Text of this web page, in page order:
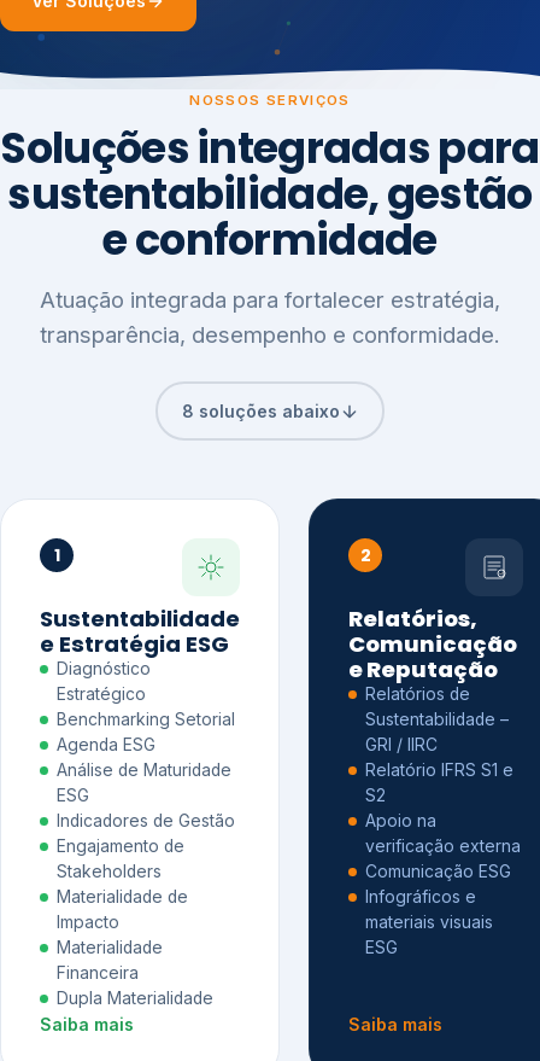
NOSSOS SERVIÇOS
Soluções integradas para
sustentabilidade, gestão
e conformidade
Atuação integrada para fortalecer estratégia,
transparência, desempenho e conformidade.
8 soluções abaixo
1
Sustentabilidade
e Estratégia ESG
Diagnóstico
Estratégico
Benchmarking Setorial
Agenda ESG
Análise de Maturidade
ESG
Indicadores de Gestão
Engajamento de
Stakeholders
Materialidade de
Impacto
Materialidade
Financeira
Dupla Materialidade
Saiba mais
2
Relatórios,
Comunicação
e Reputação
Relatórios de
Sustentabilidade –
GRI / IIRC
Relatório IFRS S1 e
S2
Apoio na
verificação externa
Comunicação ESG
Infográficos e
materiais visuais
ESG
Saiba mais